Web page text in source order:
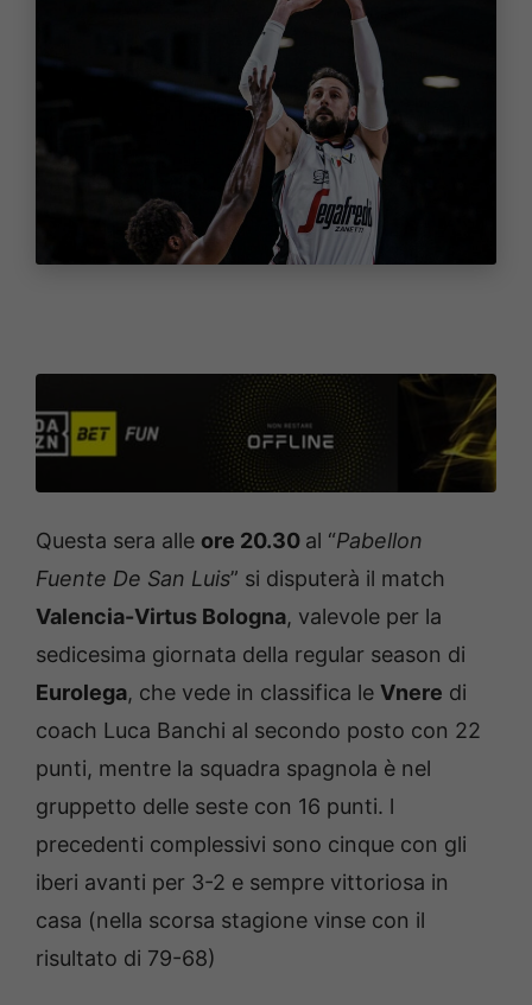
Questa sera alle ore 20.30 al “Pabellon
Fuente De San Luis” si disputerà il match
Valencia-Virtus Bologna, valevole per la
sedicesima giornata della regular season di
Eurolega, che vede in classifica le Vnere di
coach Luca Banchi al secondo posto con 22
punti, mentre la squadra spagnola è nel
gruppetto delle seste con 16 punti. l
precedenti complessivi sono cinque con gli
iberi avanti per 3-2 e sempre vittoriosa in
casa (nella scorsa stagione vinse con il
risultato di 79-68)